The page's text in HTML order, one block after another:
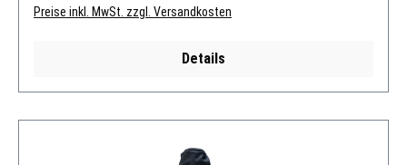
Preise inkl. MwSt. zzgl. Versandkosten
Details